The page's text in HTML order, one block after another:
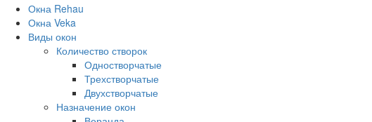
Окна Rehau
Окна Veka
Виды окон
Количество створок
Одностворчатые
Трехстворчатые
Двухстворчатые
Назначение окон